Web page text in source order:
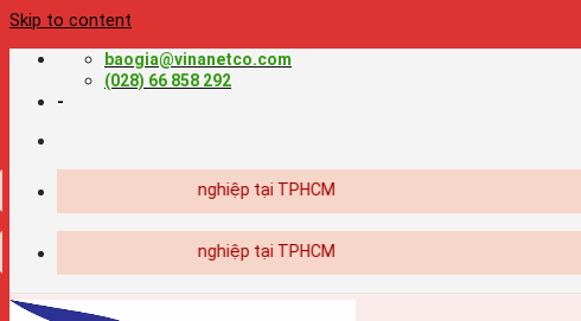
Skip to content
baogia@vinanetco.com
(028) 66 858 292
-
- in ấn chuyên nghiệp tại TPHCM
- in ấn chuyên nghiệp tại TPHCM